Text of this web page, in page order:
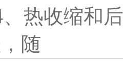
热收缩和
随